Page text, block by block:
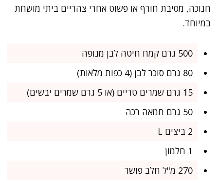
חנוכה, מסיבת חורף או פשוט אחרי צהריים ביתי מושחת
במיוחד.
500 גרם קמח חיטה לבן מנופה
80 גרם סוכר לבן (4 כפות מלאות)
15 גרם שמרים טריים (או 5 גרם שמרים יבשים)
50 גרם חמאה רכה
2 ביצים L
1 חלמון
270 מ"ל חלב פושר